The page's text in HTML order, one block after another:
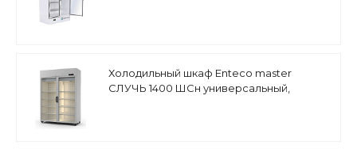
Холодильный шкаф Enteco master
СЛУЧЬ 1400 ШСн универсальный,